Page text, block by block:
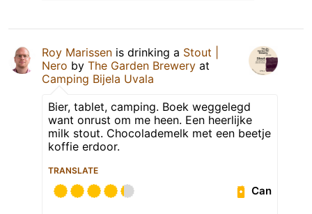
Roy Marissen is drinking a Stout |
Nero by The Garden Brewery at
Camping Bijela Uvala
Bier, tablet, camping. Boek weggelegd
want onrust om me heen. Een heerlijke
milk stout. Chocolademelk met een beetje
koffie erdoor.
TRANSLATE
Can